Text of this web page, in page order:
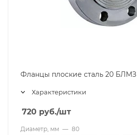
Фланцы плоские сталь 20 БЛМЗ
Характеристики
720 руб./шт
Диаметр, мм — 80